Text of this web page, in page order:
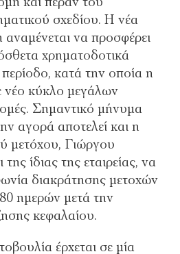
και πέραν του
σχεδίου. Η νέα
να προσφέρει
χρηματοδοτικά
κατά την οποία η
νέο κύκλο μεγάλων
Σημαντικό μήνυμα
αγορά αποτελεί και η
μετόχου, Γιώργου
ίδιας της εταιρείας, να
διακράτησης μετοχών
ημερών μετά την
κεφαλαίου.
έρχεται σε μία